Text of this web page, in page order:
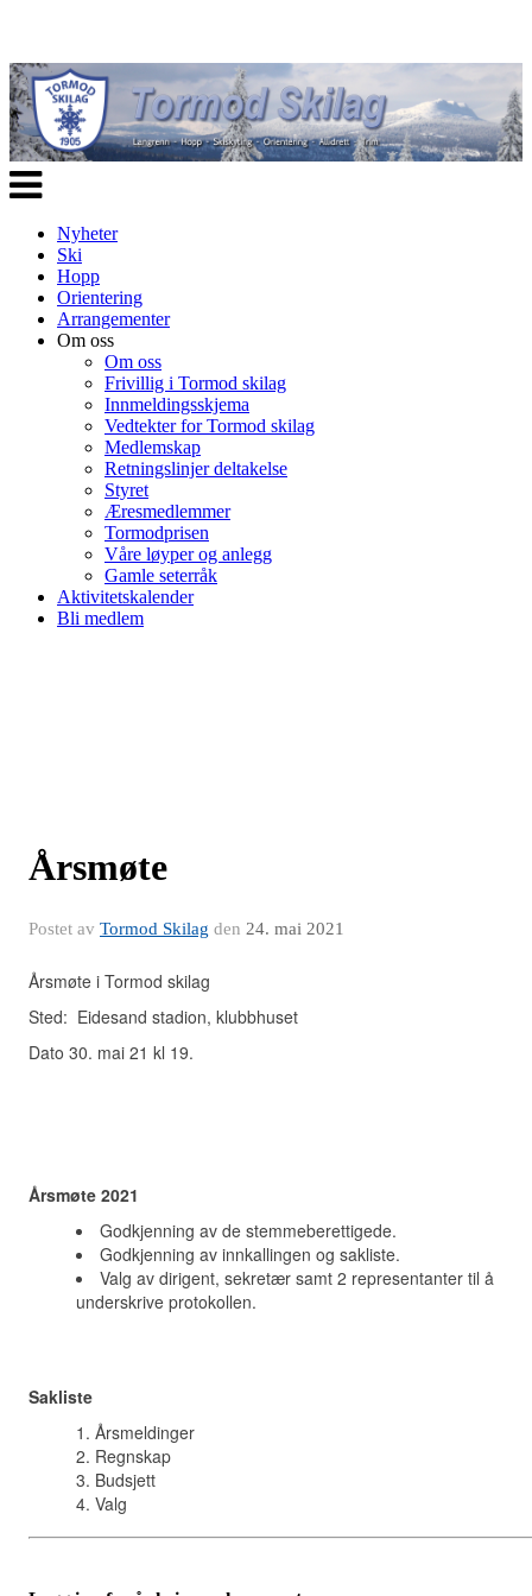
Veksle
navigasjon
Nyheter
Ski
Hopp
Orientering
Arrangementer
Om oss
Om oss
Frivillig i Tormod skilag
Innmeldingsskjema
Vedtekter for Tormod skilag
Medlemskap
Retningslinjer deltakelse
Styret
Æresmedlemmer
Tormodprisen
Våre løyper og anlegg
Gamle seterråk
Aktivitetskalender
Bli medlem
Årsmøte
Postet av Tormod Skilag den 24. mai 2021
Årsmøte i Tormod skilag
Sted: Eidesand stadion, klubbhuset
Dato 30. mai 21 kl 19.
Årsmøte 2021
Godkjenning av de stemmeberettigede.
Godkjenning av innkallingen og sakliste.
Valg av dirigent, sekretær samt 2 representanter til å
underskrive protokollen.
Sakliste
Årsmeldinger
Regnskap
Budsjett
Valg